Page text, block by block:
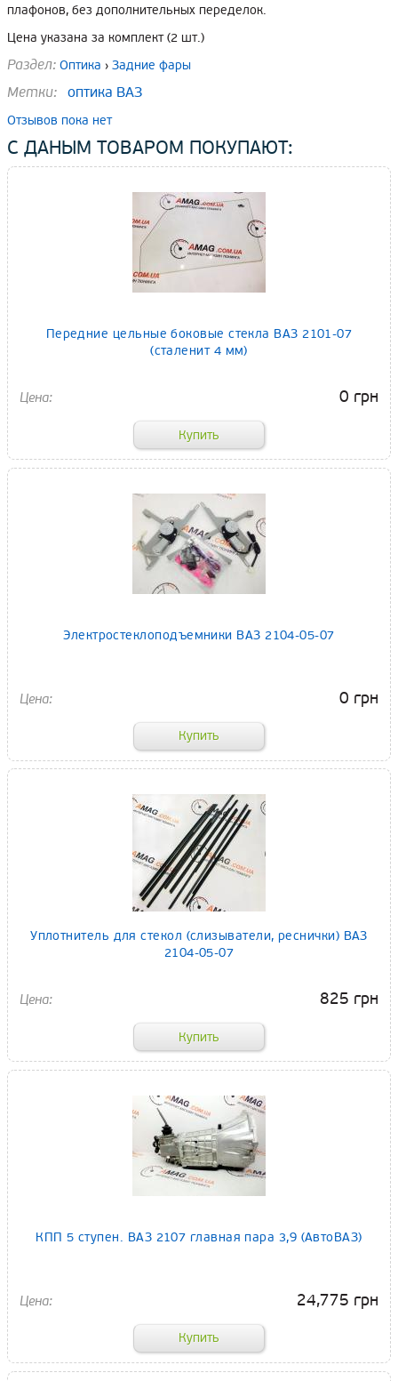
плафонов, без дополнительных переделок.
Цена указана за комплект (2 шт.)
Раздел: Оптика › Задние фары
Метки: оптика ВАЗ
Отзывов пока нет
С ДАНЫМ ТОВАРОМ ПОКУПАЮТ:
Передние цельные боковые стекла ВАЗ 2101-07
(сталенит 4 мм)
0 грн
Электростеклоподъемники ВАЗ 2104-05-07
0 грн
Уплотнитель для стекол (слизыватели, реснички) ВАЗ
2104-05-07
825 грн
КПП 5 ступен. ВАЗ 2107 главная пара 3,9 (АвтоВАЗ)
24,775 грн